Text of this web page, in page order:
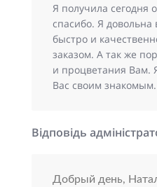
Я получила сегодня
спасибо. Я
быстро и
заказом. А так же
и процветания Вам.
Вас своим знакомым.
Відповідь
Добрый день,